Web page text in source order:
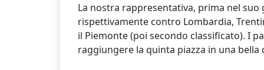
La nostra rappresentativa, prima nel
rispettivamente contro Lombardia,
il Piemonte (poi secondo classificato). I
raggiungere la quinta piazza in una